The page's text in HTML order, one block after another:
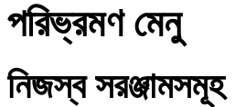
পরিভ্রমণ মেনু
নিজস্ব সরঞ্জামসমূহ